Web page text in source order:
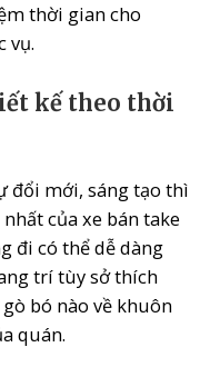
thời gian cho
vụ.
kế theo thời
đổi mới, sáng tạo thì
của xe bán take
đi có thể dễ dàng
trí tùy sở thích
bó nào về khuôn
quán.